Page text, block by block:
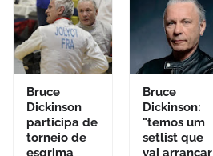
Bruce
Dickinson
participa de
torneio de
esgrima
Bruce
Dickinson:
"temos um
setlist que
vai arrancar